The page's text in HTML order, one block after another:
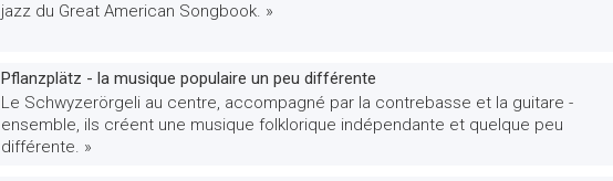
jazz du Great American Songbook. »
Pflanzplätz - la musique populaire un peu différente
Le Schwyzerörgeli au centre, accompagné par la contrebasse et la guitare -
ensemble, ils créent une musique folklorique indépendante et quelque peu
différente. »